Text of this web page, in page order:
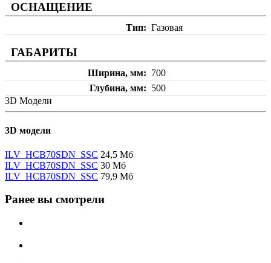
ОСНАЩЕНИЕ
Тип Газовая
ГАБАРИТЫ
Ширина, мм
700
Глубина, мм
500
3D Модели
3D модели
ILV_HCB70SDN_SSC 24,5 Мб
ILV_HCB70SDN_SSC 30 Мб
ILV_HCB70SDN_SSC 79,9 Мб
Ранее вы смотрели